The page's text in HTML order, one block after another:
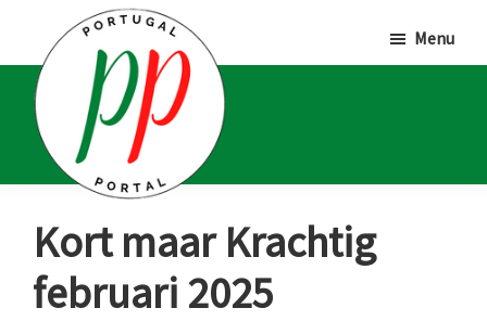
hoofd
inhoud
eerste
sidebar
voettekst
Portal
Portugalliefhebbers
en
Menu
Kort maar Krachtig
februari 2025